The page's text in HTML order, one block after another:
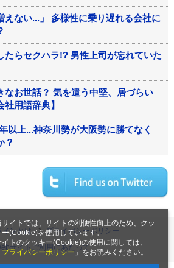
サイトでは、サイトの利便性向上のため、クッ
ー(Cookie)を使用しています。
イトのクッキー(Cookie)の使用に関しては、
プライバシーポリシー 」をお読みください。
えない...」 多様性に乗り遅れる会社に
たらセクハラ!? 男性上司が忘れていた
なお世話？ 気を遣う中堅、居づらい
用語辞典】
以上...神奈川勢が大阪勢に勝てなく
？
インとは
プライバシーポリシー
サイトご利用にあたって